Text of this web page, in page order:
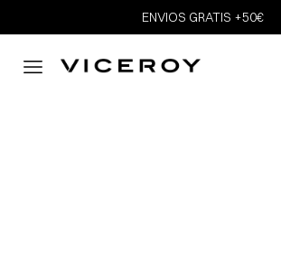
ENVIOS GRATIS +50€